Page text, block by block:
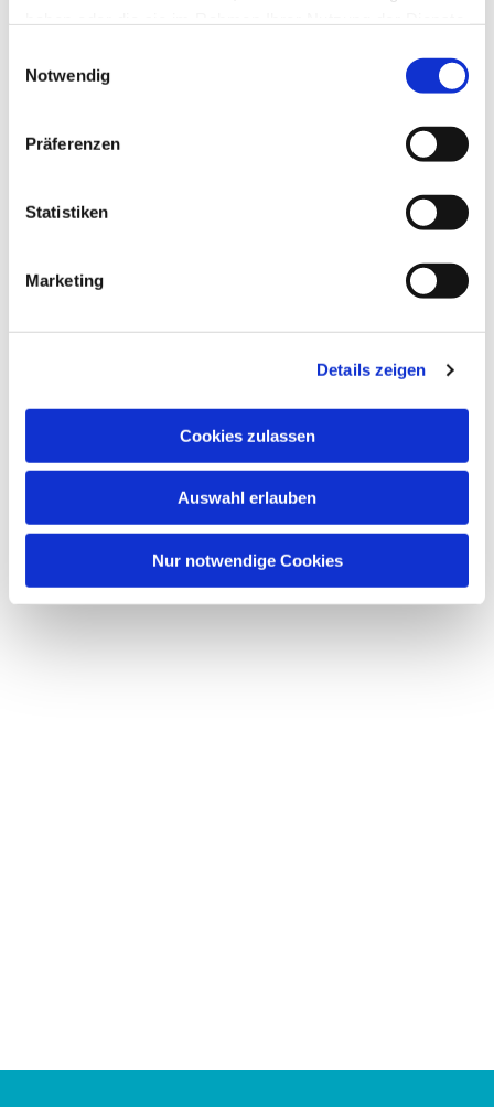
Notwendig
Präferenzen
Statistiken
Marketing
Details zeigen
Cookies zulassen
Auswahl erlauben
Nur notwendige Cookies